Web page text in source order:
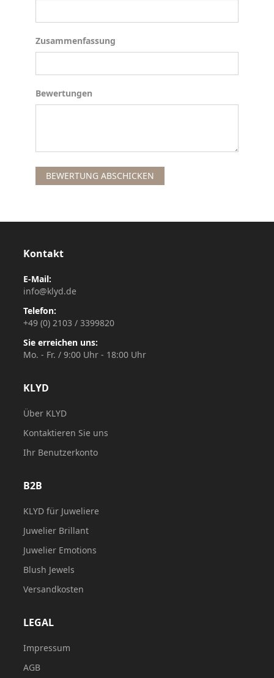
Zusammenfassung
Zusammenfassung
Bewertungen
Bewertungen
BEWERTUNG ABSCHICKEN
Kontakt
E-Mail:
info@klyd.de
Telefon:
+49 (0) 2103 / 3399820
Sie erreichen uns:
Mo. - Fr. / 9:00 Uhr - 18:00 Uhr
KLYD
Über KLYD
Kontaktieren Sie uns
Ihr Benutzerkonto
B2B
KLYD für Juweliere
Juwelier Brillant
Juwelier Emotions
Blush Jewels
Versandkosten
LEGAL
Impressum
AGB